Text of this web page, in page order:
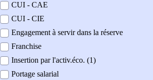
CUI - CAE
CUI - CIE
Engagement à servir dans la réserve
Franchise
Insertion par l'activ.éco. (1)
Portage salarial